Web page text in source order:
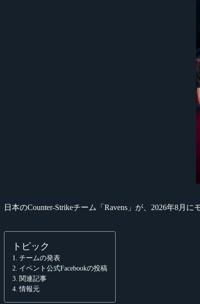
日本のCounter-Strikeチーム「Ravens」が、2026年8月
トピック
チームの発表
イベント公式Facebookの投稿
関連記事
情報元